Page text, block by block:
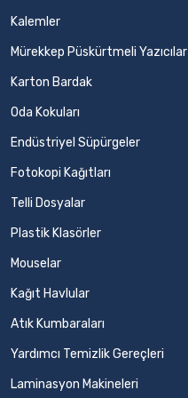
Kalemler
Mürekkep Püskürtmeli Yazıcılar
Karton Bardak
Oda Kokuları
Endüstriyel Süpürgeler
Fotokopi Kağıtları
Telli Dosyalar
Plastik Klasörler
Mouselar
Kağıt Havlular
Atık Kumbaraları
Yardımcı Temizlik Gereçleri
Laminasyon Makineleri